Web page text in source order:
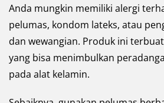
Anda mungkin memiliki alergi
pelumas, kondom lateks, atau
dan wewangian. Produk ini
yang bisa menimbulkan
pada alat kelamin.